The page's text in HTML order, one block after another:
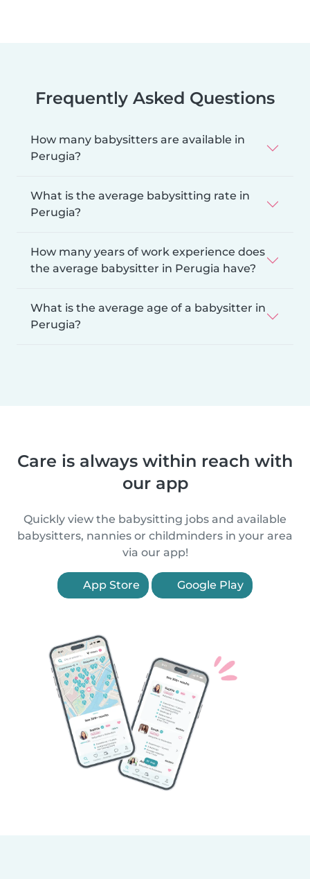
Frequently Asked Questions
How many babysitters are available in
Perugia?
What is the average babysitting rate in
Perugia?
How many years of work experience does
the average babysitter in Perugia have?
What is the average age of a babysitter in
Perugia?
Care is always within reach with
our app
Quickly view the babysitting jobs and available
babysitters, nannies or childminders in your area
via our app!
App Store Google Play